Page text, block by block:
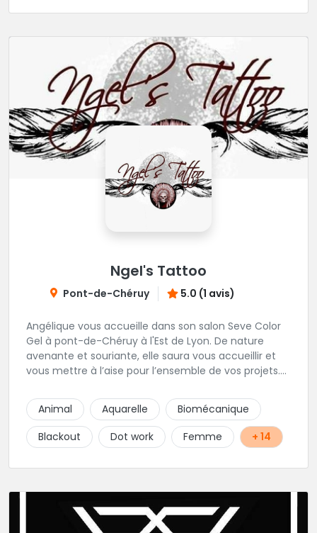
Ngel's Tattoo
Pont-de-Chéruy 5.0 (1 avis)
Angélique vous accueille dans son salon Seve Color
Gel à pont-de-Chéruy à l'Est de Lyon. De nature
avenante et souriante, elle saura vous accueillir et
vous mettre à l’aise pour l’ensemble de vos projets.
tatouages allant des calligraphies, motifs floraux au
réalisme.
Animal Aquarelle
Biomécanique
Blackout
Dot work Femme + 14